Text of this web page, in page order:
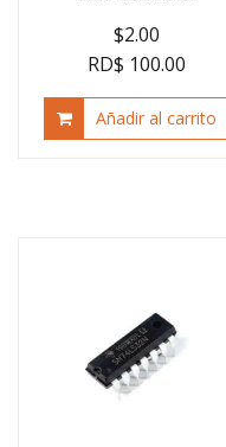
$2.00
RD$ 100.00
Añadir al carrito